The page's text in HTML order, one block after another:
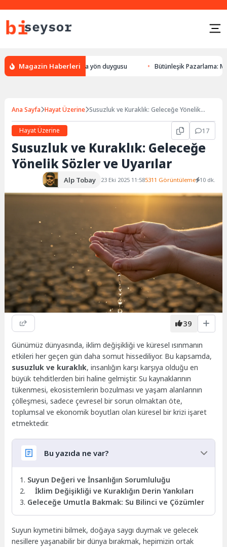
Magazin Haberleri
hayvanlarda yön duygusu Bütünleşik Pazarlama: Markalarla
Ana Sayfa Hayat Üzerine Susuzluk ve Kuraklık: Geleceğe Yönelik
Hayat Üzerine
17
Susuzluk ve Kuraklık: Geleceğe
Yönelik Sözler ve Uyarılar
Alp Tobay 23 Eki 2025 11:585311 Görüntüleme 10 dk.
39
Günümüz dünyasında, iklim değişikliği ve küresel ısınmanın
etkileri her geçen gün daha somut hissediliyor. Bu kapsamda,
susuzluk ve kuraklık, insanlığın karşı karşıya olduğu en
büyük tehditlerden biri haline gelmiştir. Su kaynaklarının
tükenmesi, ekosistemlerin bozulması ve yaşam alanlarının
çölleşmesi, sadece çevresel bir sorun olmaktan öte,
toplumsal ve ekonomik boyutları olan küresel bir krizi işaret
etmektedir.
Bu yazıda ne var?
Suyun Değeri ve İnsanlığın Sorumluluğu
İklim Değişikliği ve Kuraklığın Derin Yankıları
Geleceğe Umutla Bakmak: Su Bilinci ve Çözümler
Suyun kıymetini bilmek, doğaya saygı duymak ve gelecek
nesillere yaşanabilir bir dünya bırakmak, hepimizin ortak